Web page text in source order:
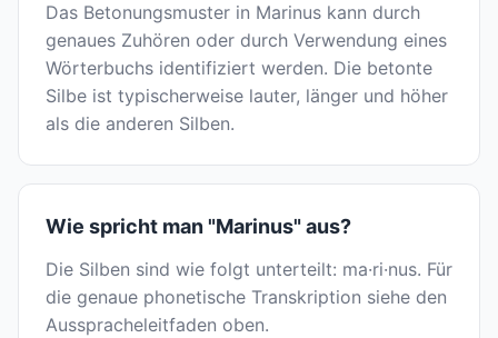
Das Betonungsmuster in Marinus kann durch
genaues Zuhören oder durch Verwendung eines
Wörterbuchs identifiziert werden. Die betonte
Silbe ist typischerweise lauter, länger und höher
als die anderen Silben.
Wie spricht man "Marinus" aus?
Die Silben sind wie folgt unterteilt: ma·ri·nus. Für
die genaue phonetische Transkription siehe den
Ausspracheleitfaden oben.